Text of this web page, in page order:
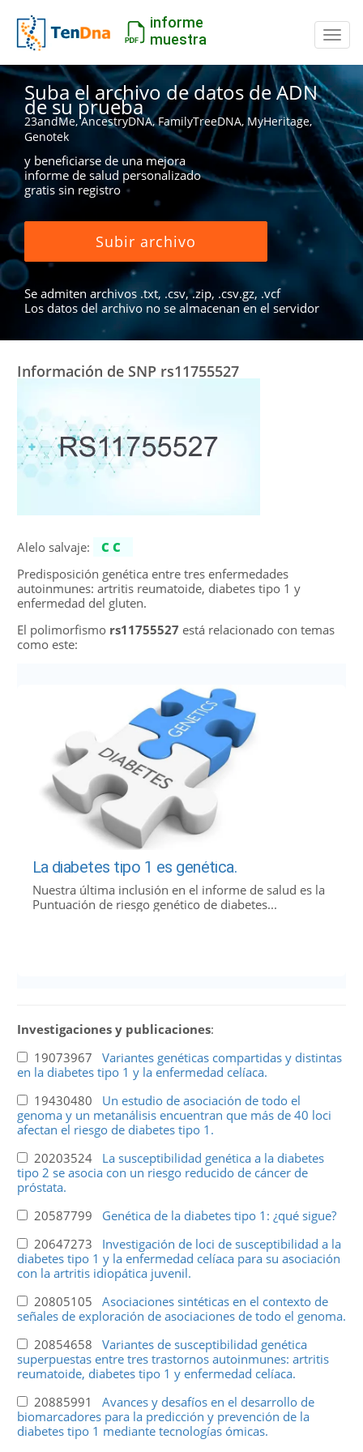
informe
muestra
Suba el archivo de datos de ADN
de su prueba
23andMe, AncestryDNA, FamilyTreeDNA, MyHeritage,
Genotek
y beneficiarse de una mejora
informe de salud personalizado
gratis sin registro
Subir archivo
Se admiten archivos .txt, .csv, .zip, .csv.gz, .vcf
Los datos del archivo no se almacenan en el servidor
Información de SNP rs11755527
Alelo salvaje:
CC
Predisposición genética entre tres enfermedades
autoinmunes: artritis reumatoide, diabetes tipo 1 y
enfermedad del gluten.
El polimorfismo rs11755527 está relacionado con temas
como este:
La diabetes tipo 1 es genética.
Nuestra última inclusión en el informe de salud es la
Puntuación de riesgo genético de diabetes...
Investigaciones y publicaciones:
19073967 Variantes genéticas compartidas y distintas
en la diabetes tipo 1 y la enfermedad celíaca.
19430480 Un estudio de asociación de todo el
genoma y un metanálisis encuentran que más de 40 loci
afectan el riesgo de diabetes tipo 1.
20203524 La susceptibilidad genética a la diabetes
tipo 2 se asocia con un riesgo reducido de cáncer de
próstata.
20587799 Genética de la diabetes tipo 1: ¿qué sigue?
20647273 Investigación de loci de susceptibilidad a la
diabetes tipo 1 y la enfermedad celíaca para su asociación
con la artritis idiopática juvenil.
20805105 Asociaciones sintéticas en el contexto de
señales de exploración de asociaciones de todo el genoma.
20854658 Variantes de susceptibilidad genética
superpuestas entre tres trastornos autoinmunes: artritis
reumatoide, diabetes tipo 1 y enfermedad celíaca.
20885991 Avances y desafíos en el desarrollo de
biomarcadores para la predicción y prevención de la
diabetes tipo 1 mediante tecnologías ómicas.